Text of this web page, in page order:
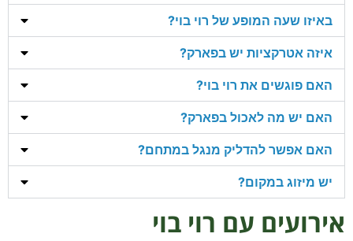
באיזו שעה המופע של רוי בוי?
איזה אטרקציות יש בפארק?
האם פוגשים את רוי בוי?
האם יש מה לאכול בפארק?
האם אפשר להדליק מנגל במתחם?
יש מיזוג במקום?
אירועים עם רוי בוי